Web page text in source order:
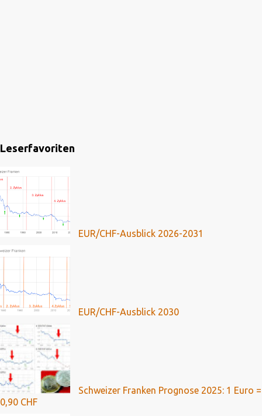
Leserfavoriten
EUR/CHF-Ausblick 2026-2031
EUR/CHF-Ausblick 2030
Schweizer Franken Prognose 2025: 1 Euro =
0,90 CHF